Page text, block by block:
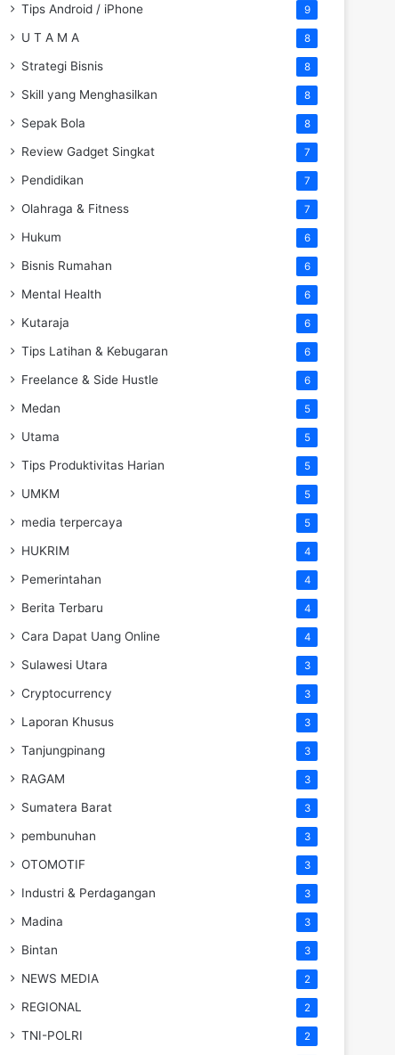
Tips Android / iPhone 9
U T A M A 8
Strategi Bisnis 8
Skill yang Menghasilkan 8
Sepak Bola 8
Review Gadget Singkat 7
Pendidikan 7
Olahraga & Fitness 7
Hukum 6
Bisnis Rumahan 6
Mental Health 6
Kutaraja 6
Tips Latihan & Kebugaran 6
Freelance & Side Hustle 6
Medan 5
Utama 5
Tips Produktivitas Harian 5
UMKM 5
media terpercaya 5
HUKRIM 4
Pemerintahan 4
Berita Terbaru 4
Cara Dapat Uang Online 4
Sulawesi Utara 3
Cryptocurrency 3
Laporan Khusus 3
Tanjungpinang 3
RAGAM 3
Sumatera Barat 3
pembunuhan 3
OTOMOTIF 3
Industri & Perdagangan 3
Madina 3
Bintan 3
NEWS MEDIA 2
REGIONAL 2
TNI-POLRI 2